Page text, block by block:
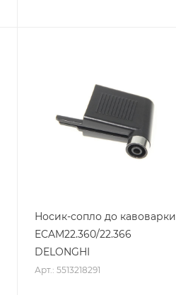
Носик-сопло до кавоварки
ECAM22.360/22.366
DELONGHI
Арт.: 5513218291